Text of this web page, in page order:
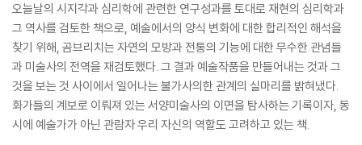
오늘날의 시지각과 심리학에 관련한 연구성과를 토대로 재현의 심리학과
그 역사를 검토한 책으로, 예술에서의 양식 변화에 대한 합리적인 해석을
찾기 위해, 곰브리치는 자연의 모방과 전통의 기능에 대한 무수한 관념들
과 미술사의 전역을 재검토했다. 그 결과 예술작품을 만들어내는 것과 그
것을 보는 것 사이에서 일어나는 불가사의한 관계의 실마리를 밝혀냈다.
화가들의 계보로 이뤄져 있는 서양미술사의 이면을 탐사하는 기록이자, 동
시에 예술가가 아닌 관람자 우리 자신의 역할도 고려하고 있는 책.